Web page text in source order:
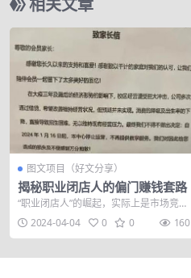
相关文章
图文项目（好文分享）
揭秘职业闭店人的偏门赚钱套路
“职业闭店人”的崛起，实际上是市场竞争
激烈与监管缺失的产物，你有没有想过
为什么有...
2024-04-04 0 0 160